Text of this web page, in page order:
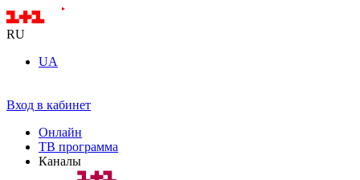
RU
UA
Вход в кабинет
Онлайн
ТВ программа
Каналы